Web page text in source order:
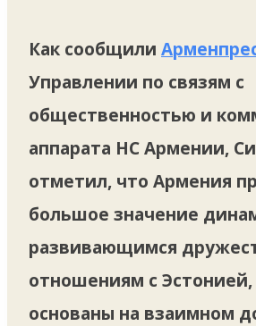
Как сообщили
Управлении по связям с
общественностью и
аппарата НС Армении,
отметил, что Армения
большое значение
развивающимся
отношениям с
основаны на взаимном